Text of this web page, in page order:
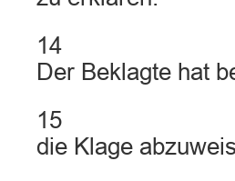
14
Der Beklagte hat
15
die Klage